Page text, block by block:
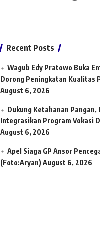
Recent Posts
Wagub Edy Pratowo Buka
Dorong Peningkatan Kualitas
August 6, 2026
Dukung Ketahanan Pangan,
Integrasikan Program Vokasi
August 6, 2026
Apel Siaga GP Ansor
(Foto:Aryan) August 6, 2026